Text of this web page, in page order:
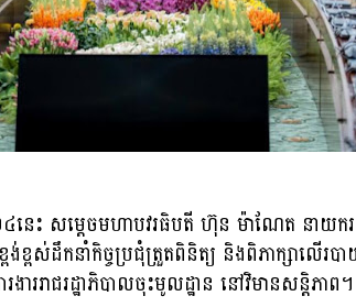
នេះ សម្តេចមហាបវរធិបតី ហ៊ុន ម៉ាណែត នាយករដ្
ង់ខ្ពស់ដឹកនាំកិច្ចប្រជុំ​ត្រួតពិនិត្យ និង​ពិភាក្សា​លើ​
ារ​រាជ​រដ្ឋាភិបាល​ចុះ​មូលដ្ឋាន នៅវិមាន​សន្តិភាព។